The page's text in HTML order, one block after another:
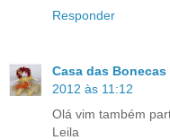
Responder
Casa das
2012 às 11:12
Olá vim também
Leila